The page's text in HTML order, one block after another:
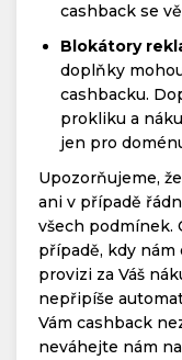
cashback se
Blokátory
doplňky
cashbacku.
prokliku a
jen pro
Upozorňujeme,
ani v případě
všech podmínek.
případě, kdy
provizi za Váš
nepřipíše
Vám cashback
neváhejte nám